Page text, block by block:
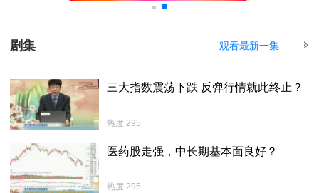
剧集 观看最新一集
三大指数震荡下跌 反弹行情就此终止？
热度 295
医药股走强，中长期基本面良好？
热度 295